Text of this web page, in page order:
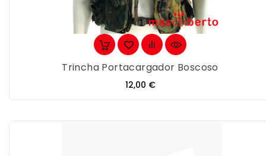
Trincha Portacargador Boscoso
Precio
12,00 €